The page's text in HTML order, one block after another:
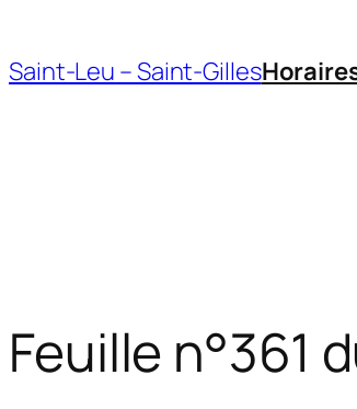
au
contenu
Saint-Leu – Saint-Gilles
Feuille n°361